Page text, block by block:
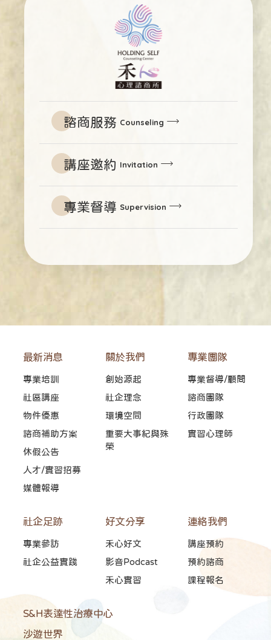
諮商服務 Counseling
講座邀約 Invitation
專業督導 Supervision
最新消息
專業培訓
社區講座
物件優惠
諮商補助方案
休假公告
人才/實習招募
媒體報導
關於我們
創始源起
社企理念
環境空間
重要大事紀與殊
榮
專業團隊
專業督導/顧問
諮商團隊
行政團隊
實習心理師
社企足跡
專業參訪
社企公益實踐
好文分享
禾心好文
影音Podcast
禾心實習
連絡我們
講座預約
預約諮商
課程報名
S&H表達性治療中心
沙遊世界